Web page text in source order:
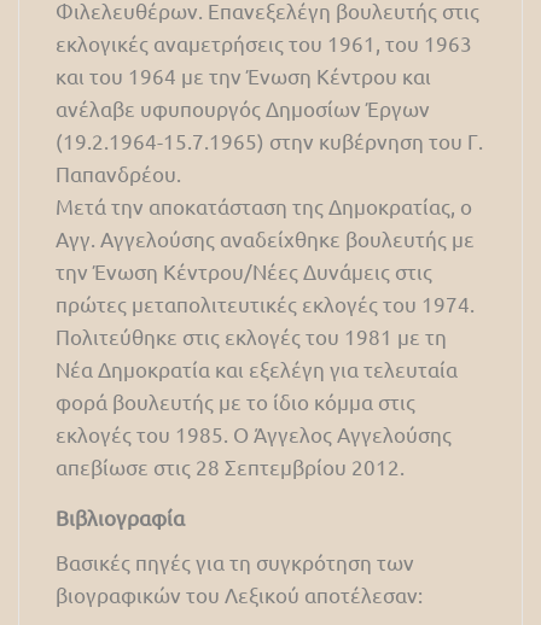
Φιλελευθέρων. Επανεξελέγη βουλευτής στις
εκλογικές αναμετρήσεις του 1961, του 1963
και του 1964 με την Ένωση Κέντρου και
ανέλαβε υφυπουργός Δημοσίων Έργων
(19.2.1964-15.7.1965) στην κυβέρνηση του Γ.
Παπανδρέου.
Μετά την αποκατάσταση της Δημοκρατίας, ο
Αγγ. Αγγελούσης αναδείχθηκε βουλευτής με
την Ένωση Κέντρου/Νέες Δυνάμεις στις
πρώτες μεταπολιτευτικές εκλογές του 1974.
Πολιτεύθηκε στις εκλογές του 1981 με τη
Νέα Δημοκρατία και εξελέγη για τελευταία
φορά βουλευτής με το ίδιο κόμμα στις
εκλογές του 1985. Ο Άγγελος Αγγελούσης
απεβίωσε στις 28 Σεπτεμβρίου 2012.
Βιβλιογραφία
Βασικές πηγές για τη συγκρότηση των
βιογραφικών του Λεξικού αποτέλεσαν: